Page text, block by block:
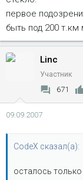
первое
быть под 200 т.км
Linc
Участник
671
09.09.2007
CodeX сказал(а):
осталось